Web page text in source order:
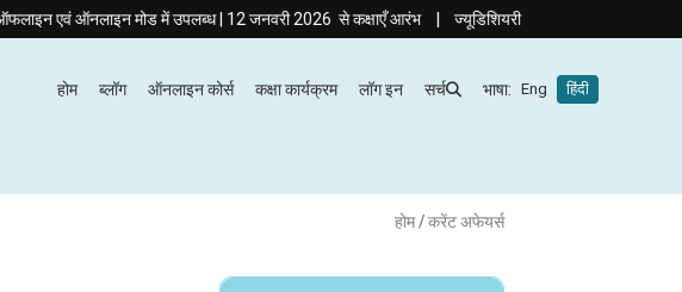
ऑनलाइन मोड में उपलब्ध | 12 जनवरी 2026 से कक्षाएँ आरंभ|ज्यूडिशियरी की तैयारी अब हिंदी माध्यम में! दृष्टि
होम ब्लॉग ऑनलाइन कोर्स कक्षा कार्यक्रम लॉग इन सर्च भाषा: Eng हिंदी
होम/ करेंट अफेयर्स